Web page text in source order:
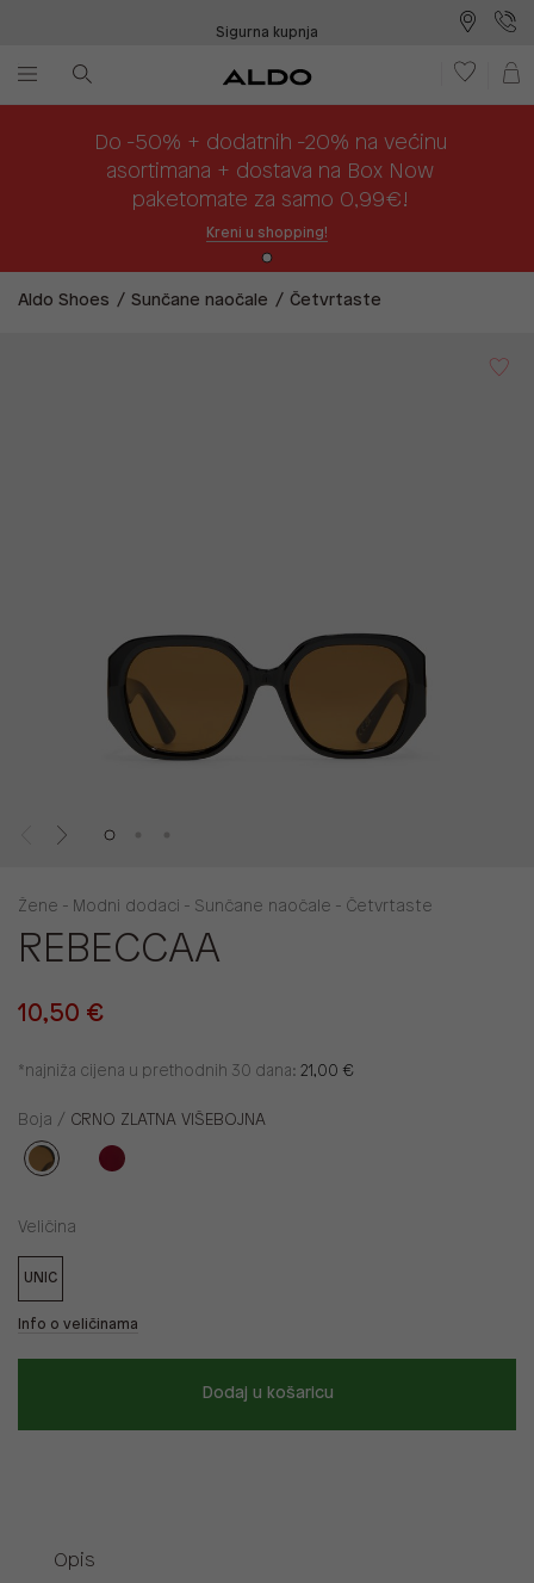
Sigurna kupnja
Do -50% + dodatnih -20% na većinu
asortimana + dostava na Box Now
paketomate za samo 0,99€!
Kreni u shopping!
Aldo Shoes Sunčane naočale Četvrtaste
Žene - Modni dodaci - Sunčane naočale - Četvrtaste
REBECCAA
10,50 €
*najniža cijena u prethodnih 30 dana: 21,00 €
Boja / CRNO ZLATNA VIŠEBOJNA
Veličina
UNIC
Info o veličinama
Dodaj u košaricu
Opis